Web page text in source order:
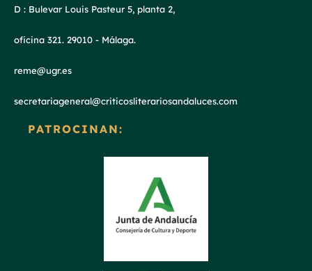
D : Bulevar Louis Pasteur 5, planta 2,
oficina 321. 29010 - Málaga.
reme@ugr.es
secretariageneral@criticosliterariosandaluces.com
PATROCINAN: